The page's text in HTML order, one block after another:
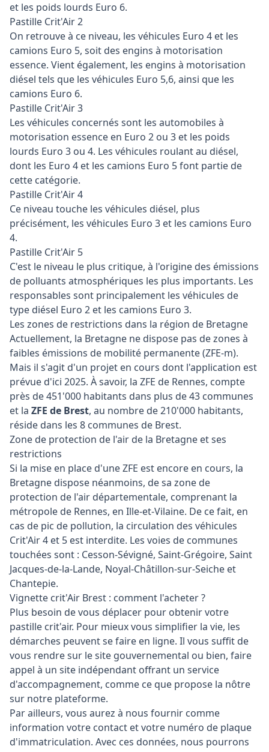
et les poids lourds Euro 6.
Pastille Crit'Air 2
On retrouve à ce niveau, les véhicules Euro 4 et les
camions Euro 5, soit des engins à motorisation
essence. Vient également, les engins à motorisation
diésel tels que les véhicules Euro 5,6, ainsi que les
camions Euro 6.
Pastille Crit'Air 3
Les véhicules concernés sont les automobiles à
motorisation essence en Euro 2 ou 3 et les poids
lourds Euro 3 ou 4. Les véhicules roulant au diésel,
dont les Euro 4 et les camions Euro 5 font partie de
cette catégorie.
Pastille Crit'Air 4
Ce niveau touche les véhicules diésel, plus
précisément, les véhicules Euro 3 et les camions Euro
4.
Pastille Crit'Air 5
C'est le niveau le plus critique, à l'origine des émissions
de polluants atmosphériques les plus importants. Les
responsables sont principalement les véhicules de
type diésel Euro 2 et les camions Euro 3.
Les zones de restrictions dans la région de Bretagne
Actuellement, la Bretagne ne dispose pas de zones à
faibles émissions de mobilité permanente (ZFE-m).
Mais il s'agit d'un projet en cours dont l'application est
prévue d'ici 2025. À savoir, la ZFE de Rennes, compte
près de 451'000 habitants dans plus de 43 communes
et la ZFE de Brest, au nombre de 210'000 habitants,
réside dans les 8 communes de Brest.
Zone de protection de l'air de la Bretagne et ses
restrictions
Si la mise en place d'une ZFE est encore en cours, la
Bretagne dispose néanmoins, de sa zone de
protection de l'air départementale, comprenant la
métropole de Rennes, en Ille-et-Vilaine. De ce fait, en
cas de pic de pollution, la circulation des véhicules
Crit'Air 4 et 5 est interdite. Les voies de communes
touchées sont : Cesson-Sévigné, Saint-Grégoire, Saint
Jacques-de-la-Lande, Noyal-Châtillon-sur-Seiche et
Chantepie.
Vignette crit'Air Brest : comment l'acheter ?
Plus besoin de vous déplacer pour obtenir votre
pastille crit'air. Pour mieux vous simplifier la vie, les
démarches peuvent se faire en ligne. Il vous suffit de
vous rendre sur le site gouvernemental ou bien, faire
appel à un site indépendant offrant un service
d'accompagnement, comme ce que propose la nôtre
sur notre plateforme.
Par ailleurs, vous aurez à nous fournir comme
information votre contact et votre numéro de plaque
d'immatriculation. Avec ces données, nous pourrons